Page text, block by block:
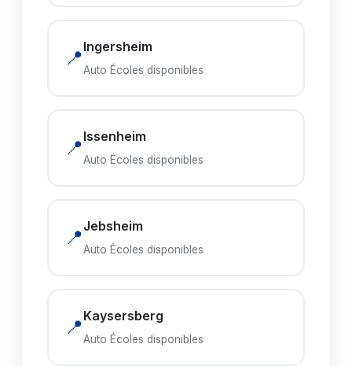
📍 Ingersheim
Auto Écoles disponibles
📍 Issenheim
Auto Écoles disponibles
📍 Jebsheim
Auto Écoles disponibles
📍 Kaysersberg
Auto Écoles disponibles